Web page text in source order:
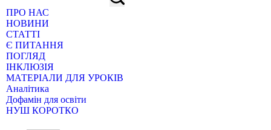
ПРО НАС
НОВИНИ
СТАТТІ
Є ПИТАННЯ
ПОГЛЯД
ІНКЛЮЗІЯ
МАТЕРІАЛИ ДЛЯ УРОКІВ
Аналітика
Дофамін для освіти
НУШ КОРОТКО